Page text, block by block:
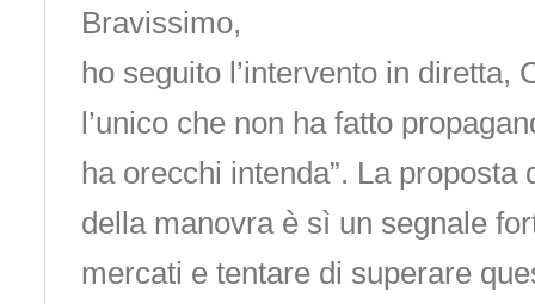
Bravissimo,
ho seguito l’intervento in diretta,
l’unico che non ha fatto
ha orecchi intenda”. La proposta
della manovra è sì un segnale
mercati e tentare di superare